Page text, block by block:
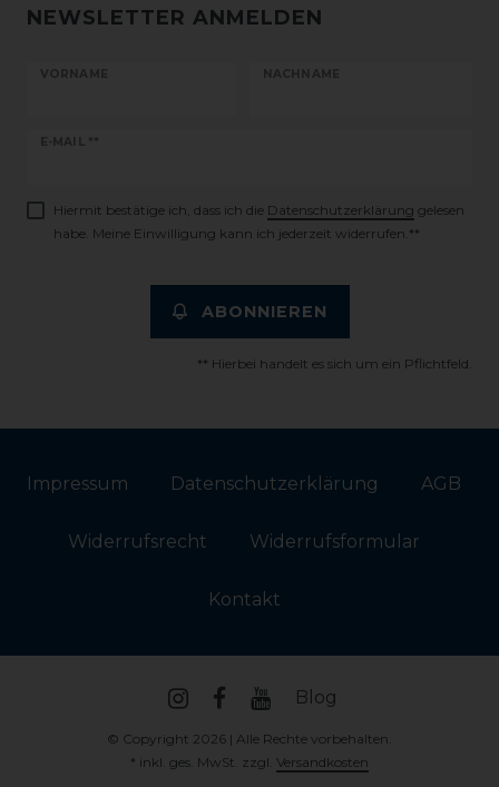
NEWSLETTER ANMELDEN
VORNAME NACHNAME
E-MAIL **
Newsletter
Hiermit bestätige ich, dass ich die Daten­schutz­erklärung gelesen
habe. Meine Einwilligung kann ich jederzeit widerrufen.**
ABONNIEREN
** Hierbei handelt es sich um ein Pflichtfeld.
Impressum Daten­schutz­erklärung AGB
Widerrufs­recht Widerrufs­formular
Kontakt
Blog
© Copyright 2026 | Alle Rechte vorbehalten.
* inkl. ges. MwSt. zzgl. Versandkosten